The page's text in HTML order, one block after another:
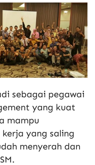
sebagai pegawai
yang kuat
mampu
yang saling
menyerah dan